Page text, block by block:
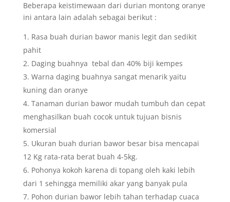
Beberapa keistimewaan dari durian montong oranye
ini antara lain adalah sebagai berikut :
Rasa buah durian bawor manis legit dan sedikit
pahit
Daging buahnya tebal dan 40% biji kempes
Warna daging buahnya sangat menarik yaitu
kuning dan oranye
Tanaman durian bawor mudah tumbuh dan cepat
menghasilkan buah cocok untuk tujuan bisnis
komersial
Ukuran buah durian bawor besar bisa mencapai
12 Kg rata-rata berat buah 4-5kg.
Pohonya kokoh karena di topang oleh kaki lebih
dari 1 sehingga memiliki akar yang banyak pula
Pohon durian bawor lebih tahan terhadap cuaca